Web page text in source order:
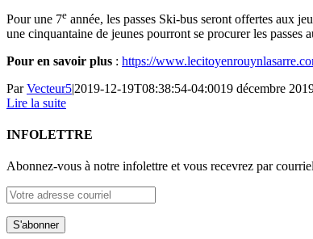
Pour une 7e année, les passes Ski-bus seront offertes aux
une cinquantaine de jeunes pourront se procurer les
Pour en savoir plus : https://
ParVecteur5|2019-12-19T08:38:54-04:0019 décembre
Lire la suite
INFOLETTRE
Abonnez-vous à notre infolettre et vous recevrez par